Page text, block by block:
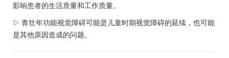
影响患者的生活质量和工作质量。
▷ 青壮年功能视觉障碍可能是儿童时期视觉障碍的延续，也可能
是其他原因造成的问题。